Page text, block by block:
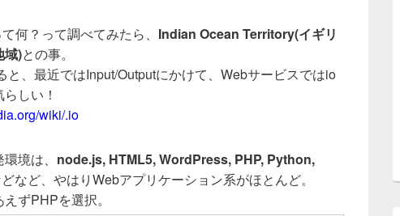
何？って調べてみたら、 Indian Ocean Territory(イギリ
域)との事。
と、最近ではInput/Outputにかけて、Webサービスではio
しい！
wiki/.io
境は、 node.js, HTML5, WordPress, PHP, Python,
など、やはりWebアプリケーション系がほとんど。
ずPHPを選択。